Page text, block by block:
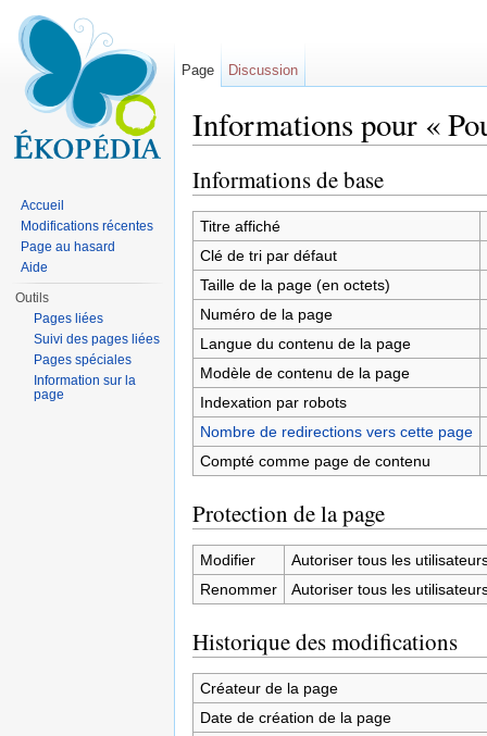
Informations pour «
Informations de base
Titre affiché
Clé de tri par défaut
Taille de la page (en octets)
Numéro de la page
Langue du contenu de la page
Modèle de contenu de la page
Indexation par robots
Nombre de redirections vers cette page
Compté comme page de contenu
Protection de la page
Modifier
Autoriser tous les
Renommer
Autoriser tous les
Historique des modifications
Créateur de la page
Date de création de la page
Page Discussion
Accueil
Modifications récentes
Page au hasard
Aide
Outils
Pages liées
Suivi des pages liées
Pages spéciales
Information sur la
page